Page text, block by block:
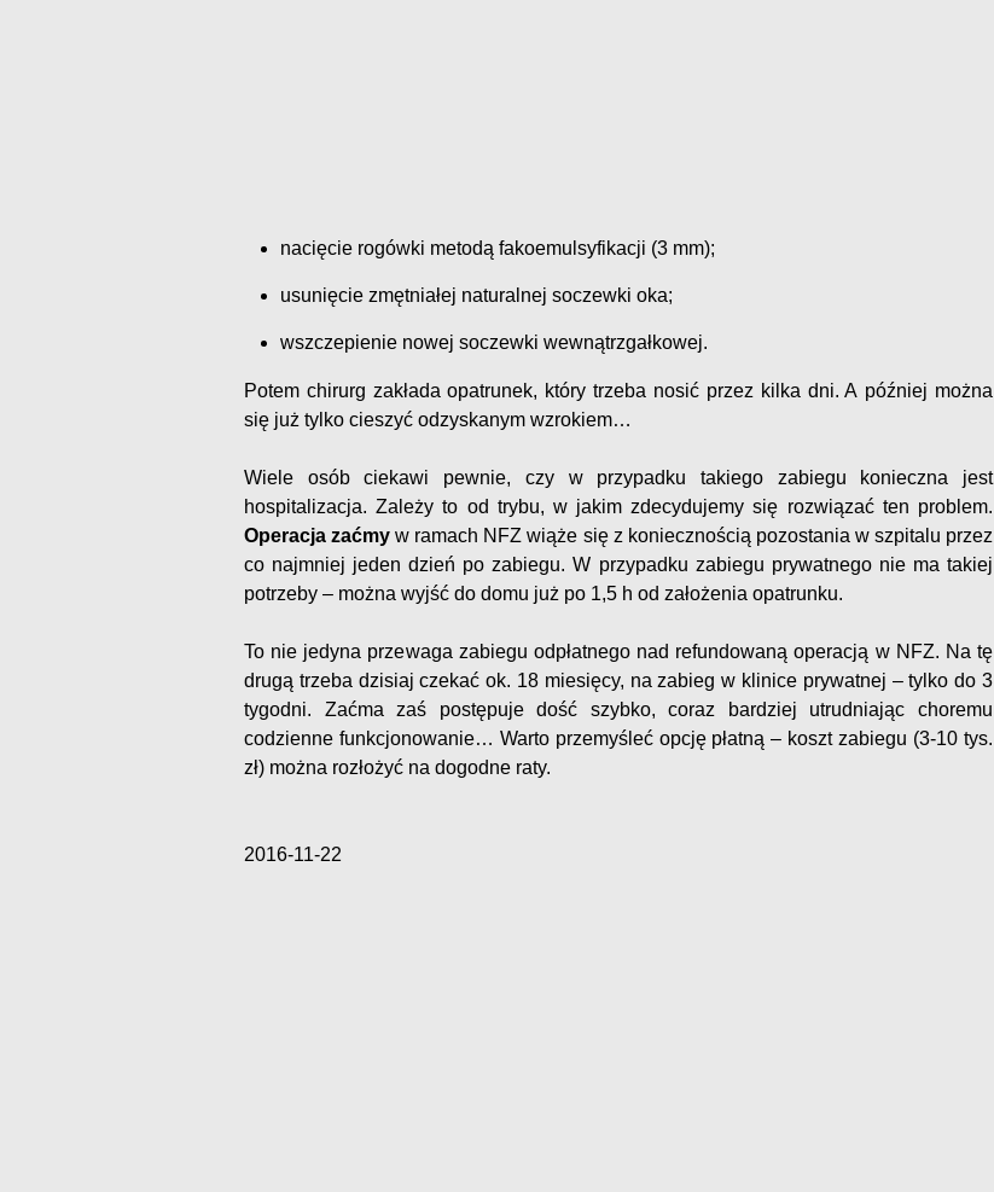
nacięcie rogówki metodą fakoemulsyfikacji (3 mm);
usunięcie zmętniałej naturalnej soczewki oka;
wszczepienie nowej soczewki wewnątrzgałkowej.
Potem chirurg zakłada opatrunek, który trzeba nosić przez kilka dni. A później można
się już tylko cieszyć odzyskanym wzrokiem…
Wiele osób ciekawi pewnie, czy w przypadku takiego zabiegu konieczna jest
hospitalizacja. Zależy to od trybu, w jakim zdecydujemy się rozwiązać ten problem.
Operacja zaćmy w ramach NFZ wiąże się z koniecznością pozostania w szpitalu przez
co najmniej jeden dzień po zabiegu. W przypadku zabiegu prywatnego nie ma takiej
potrzeby – można wyjść do domu już po 1,5 h od założenia opatrunku.
To nie jedyna przewaga zabiegu odpłatnego nad refundowaną operacją w NFZ. Na tę
drugą trzeba dzisiaj czekać ok. 18 miesięcy, na zabieg w klinice prywatnej – tylko do 3
tygodni. Zaćma zaś postępuje dość szybko, coraz bardziej utrudniając choremu
codzienne funkcjonowanie… Warto przemyśleć opcję płatną – koszt zabiegu (3-10 tys.
zł) można rozłożyć na dogodne raty.
2016-11-22